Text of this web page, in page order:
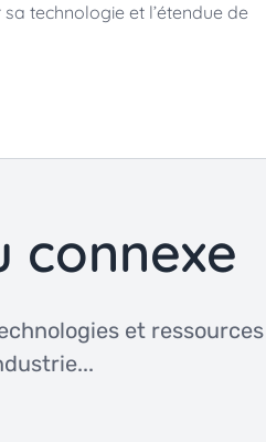
sa technologie et l’étendue de
connexe
et ressources